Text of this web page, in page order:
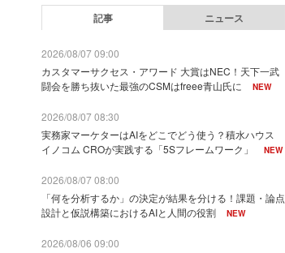
記事 ニュース
2026/08/07 09:00
カスタマーサクセス・アワード 大賞はNEC！天下一武
闘会を勝ち抜いた最強のCSMはfreee青山氏に
NEW
2026/08/07 08:30
実務家マーケターはAIをどこでどう使う？積水ハウス
イノコム CROが実践する「5Sフレームワーク」
NEW
2026/08/07 08:00
「何を分析するか」の決定が結果を分ける！課題・論点
設計と仮説構築におけるAIと人間の役割
NEW
2026/08/06 09:00